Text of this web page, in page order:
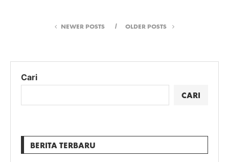
NEWER POSTS OLDER POSTS
Cari
CARI
BERITA TERBARU